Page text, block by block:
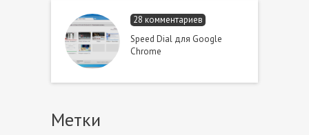
28 комментариев
Speed Dial для Google
Chrome
Метки